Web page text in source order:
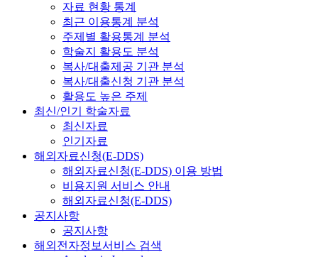
자료 현황 통계
최근 이용통계 분석
주제별 활용통계 분석
학술지 활용도 분석
복사/대출제공 기관 분석
복사/대출신청 기관 분석
활용도 높은 주제
최신/인기 학술자료
최신자료
인기자료
해외자료신청(E-DDS)
해외자료신청(E-DDS) 이용 방법
비용지원 서비스 안내
해외자료신청(E-DDS)
공지사항
공지사항
해외전자정보서비스 검색